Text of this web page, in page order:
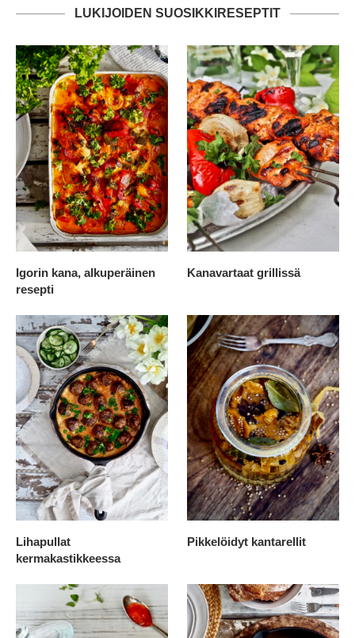
LUKIJOIDEN SUOSIKKIRESEPTIT
Igorin kana, alkuperäinen
resepti
Kanavartaat grillissä
Lihapullat
kermakastikkeessa
Pikkelöidyt kantarellit